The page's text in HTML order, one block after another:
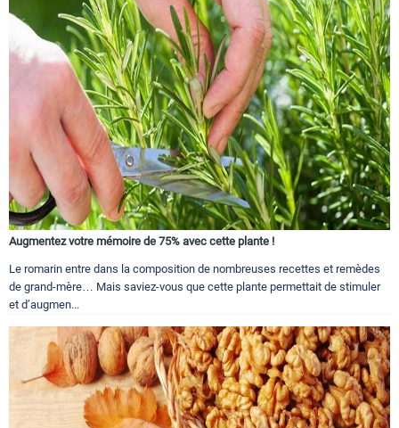
Augmentez votre mémoire de 75% avec cette plante !
Le romarin entre dans la composition de nombreuses recettes et remèdes
de grand-mère… Mais saviez-vous que cette plante permettait de stimuler
et d’augmen...